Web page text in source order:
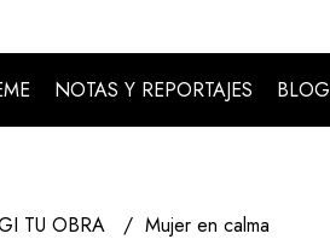
NOTAS Y REPORTAJES BLOG
TU OBRA Mujer en calma